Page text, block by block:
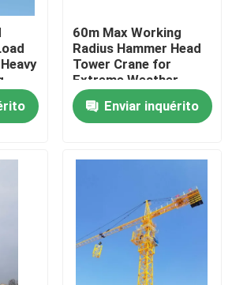
superior liso
da cabeça de martelo
60m Max Working
Radius Hammer Head
Tower Crane for
Extreme Weather
Conditions
Construction
Enviar inquérito